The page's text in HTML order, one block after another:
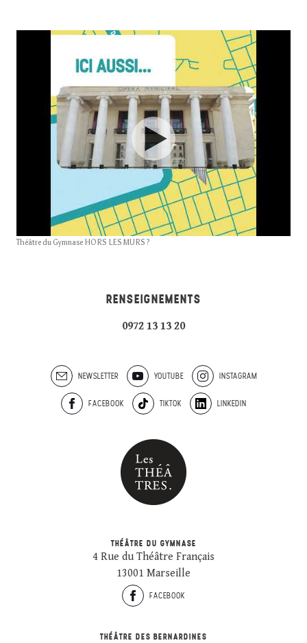
Théâtre du Gymnase HORS LES MURS ?
RENSEIGNEMENTS
0972 13 13 20
NEWSLETTER YOUTUBE INSTAGRAM
FACEBOOK TIKTOK LINKEDIN
THÉÂTRE DU GYMNASE
4 Rue du Théâtre Français
13001 Marseille
FACEBOOK
THÉÂTRE DES BERNARDINES